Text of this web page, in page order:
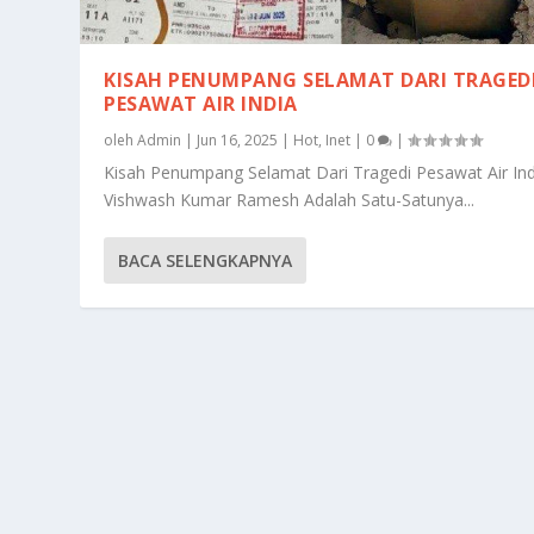
KISAH PENUMPANG SELAMAT DARI
PESAWAT AIR INDIA
olehAdmin | Jun 16, 2025 | Hot, Inet | 0 |
Kisah Penumpang Selamat Dari Tragedi Pesawat Air
Vishwash Kumar Ramesh Adalah Satu-Satunya...
BACA SELENGKAPNYA